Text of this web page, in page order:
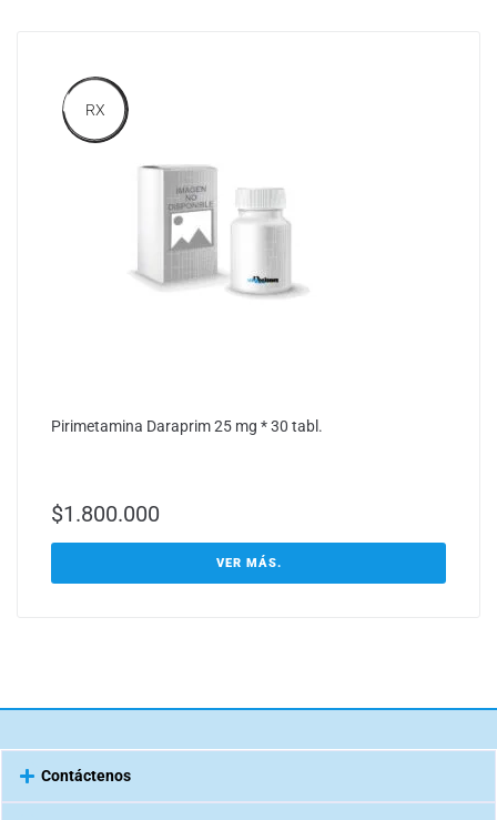
RX
Pirimetamina Daraprim 25 mg * 30 tabl.
$1.800.000
VER MÁS.
Contáctenos